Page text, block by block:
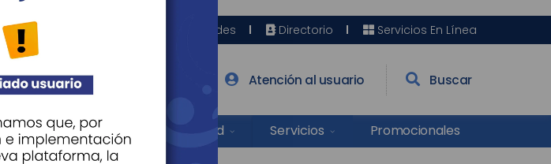
Sedes Directorio Servicios En Línea
Agéndate Atención al usuario Buscar
Cultura Salud Servicios Promocionales